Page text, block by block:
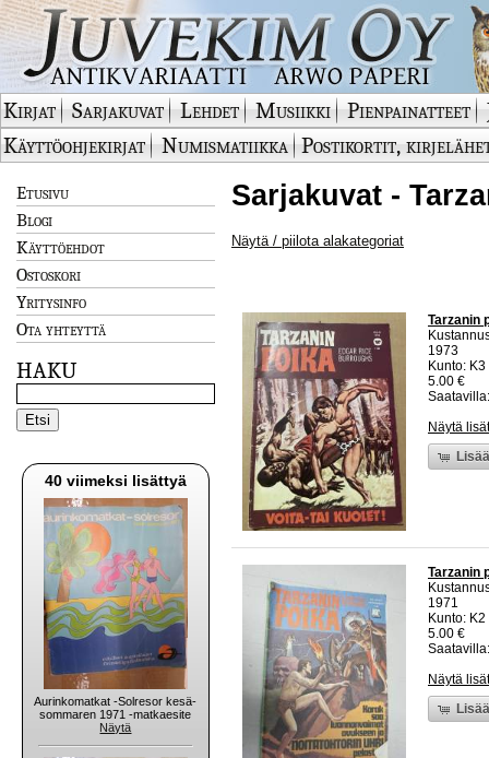
Kirjat Sarjakuvat Lehdet Musiikki Pienpainatteet
Käyttöohjekirjat
Numismatiikka Postikortit,
Etusivu
Blogi
Käyttöehdot
Ostoskori
Yritysinfo
Ota yhteyttä
HAKU
40 viimeksi lisättyä
Aurinkomatkat -Solresor kesä-
sommaren 1971 -matkaesite
Näytä
Sarjakuvat -
Näytä / piilota alakategoriat
Tarzanin
1973
Kunto:
5.00 €
Näytä
Tarzanin
1971
Kunto:
5.00 €
Näytä